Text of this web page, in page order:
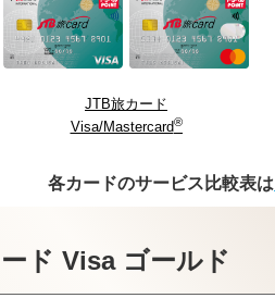
JTB旅カード
Visa/Mastercard®
各カードのサービス比較表は
ド Visa ゴールド